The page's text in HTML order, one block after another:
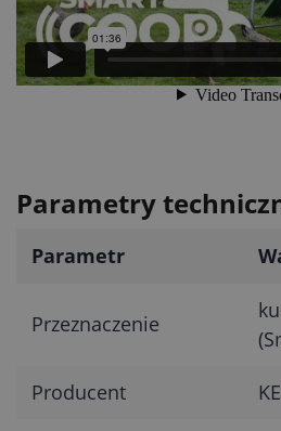
Parametry
Parametr
Przeznaczenie
Producent